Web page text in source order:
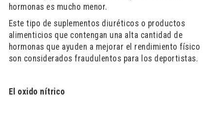
hormonas es mucho menor.
Este tipo de suplementos diuréticos o productos
alimenticios que contengan una alta cantidad de
hormonas que ayuden a mejorar el rendimiento físico
son considerados fraudulentos para los deportistas.
El oxido nítrico